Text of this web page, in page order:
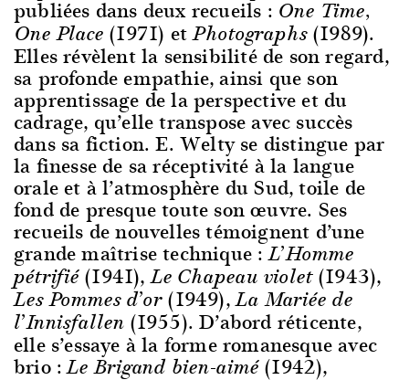
publiées dans deux recueils : One Time,
One Place (1971) etPhotographs(1989).
Elles révèlent la sensibilité de son regard,
sa profonde empathie, ainsi que son
apprentissage de la perspective et du
cadrage, qu’elle transpose avec succès
dans sa fiction. E. Welty se distingue par
la finesse de sa réceptivité à la langue
orale et à l’atmosphère du Sud, toile de
fond de presque toute son œuvre. Ses
recueils de nouvelles témoignent d’une
grande maîtrise technique :L’Homme
pétrifié (1941),Le Chapeau violet(1943),
Les Pommes d’or (1949),La Mariée de
l’Innisfallen (1955). D’abord réticente,
elle s’essaye à la forme romanesque avec
brio :Le Brigand bien-aimé (1942),